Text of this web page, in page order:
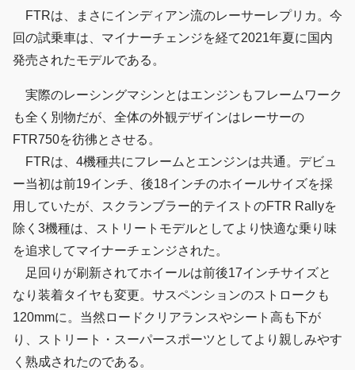
FTRは、まさにインディアン流のレーサーレプリカ。今
回の試乗車は、マイナーチェンジを経て2021年夏に国内
発売されたモデルである。
実際のレーシングマシンとはエンジンもフレームワーク
も全く別物だが、全体の外観デザインはレーサーの
FTR750を彷彿とさせる。
FTRは、4機種共にフレームとエンジンは共通。デビュ
ー当初は前19インチ、後18インチのホイールサイズを採
用していたが、スクランブラー的テイストのFTR Rallyを
除く3機種は、ストリートモデルとしてより快適な乗り味
を追求してマイナーチェンジされた。
足回りが刷新されてホイールは前後17インチサイズと
なり装着タイヤも変更。サスペンションのストロークも
120mmに。当然ロードクリアランスやシート高も下が
り、ストリート・スーパースポーツとしてより親しみやす
く熟成されたのである。